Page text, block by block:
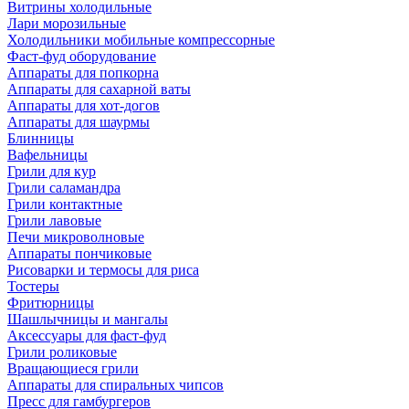
Витрины холодильные
Лари морозильные
Холодильники мобильные компрессорные
Фаст-фуд оборудование
Аппараты для попкорна
Аппараты для сахарной ваты
Аппараты для хот-догов
Аппараты для шаурмы
Блинницы
Вафельницы
Грили для кур
Грили саламандра
Грили контактные
Грили лавовые
Печи микроволновые
Аппараты пончиковые
Рисоварки и термосы для риса
Тостеры
Фритюрницы
Шашлычницы и мангалы
Аксессуары для фаст-фуд
Грили роликовые
Вращающиеся грили
Аппараты для спиральных чипсов
Пресс для гамбургеров